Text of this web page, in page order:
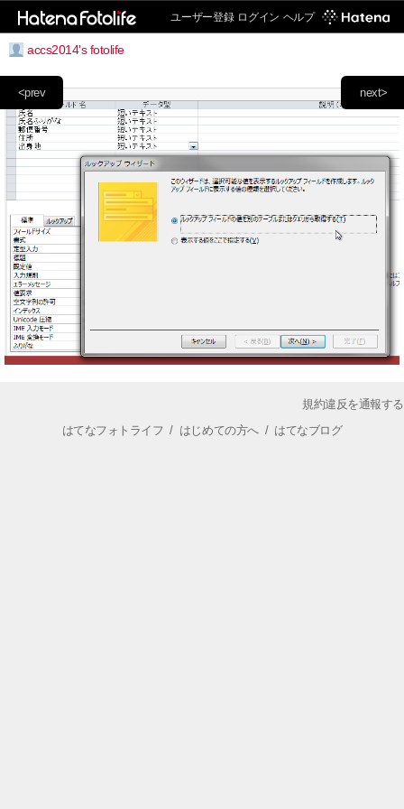
ユーザー登録 ログイン ヘルプ
accs2014's fotolife
next>
<prev
規約違反を通報する
はてなフォトライフ / はじめての方へ/ はてなブログ